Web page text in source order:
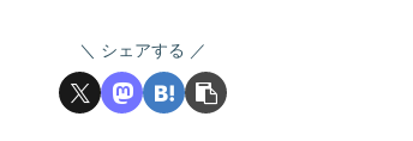
シェアする